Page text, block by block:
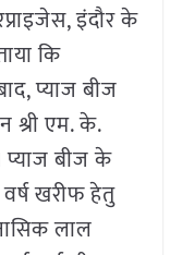
इंदौर के
कि
प्याज बीज
श्री एम. के.
प्याज बीज के
वर्ष खरीफ हेतु
लाल